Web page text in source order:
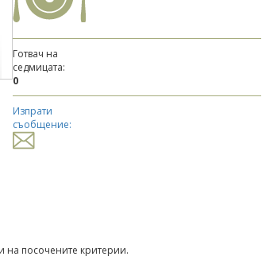
Готвач на
седмицата:
0
Изпрати
съобщение:
на посочените критерии.